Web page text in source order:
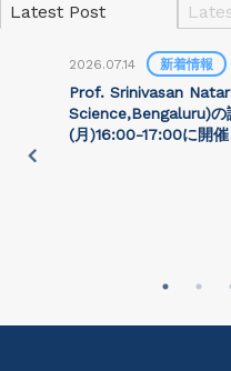
Latest Post
2026.07.14 新着情報
Prof. Srinivasan
Science,Bengaluru)の
(月)16:00-17:00に開